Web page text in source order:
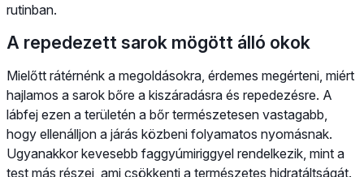
rutinban.
A repedezett sarok mögött álló okok
Mielőtt rátérnénk a megoldásokra, érdemes megérteni, miért
hajlamos a sarok bőre a kiszáradásra és repedezésre. A
lábfej ezen a területén a bőr természetesen vastagabb,
hogy ellenálljon a járás közbeni folyamatos nyomásnak.
Ugyanakkor kevesebb faggyúmiriggyel rendelkezik, mint a
test más részei, ami csökkenti a természetes hidratáltságát.